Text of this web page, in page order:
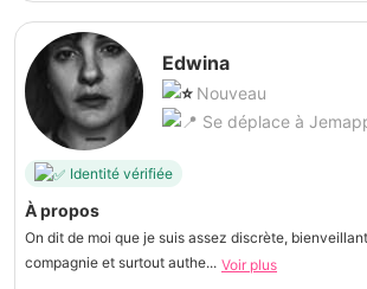
Edwina
Nouveau
Se déplace à
Identité vérifiée
À propos
On dit de moi que je suis assez discrète,
compagnie et surtout authe... Voir plus